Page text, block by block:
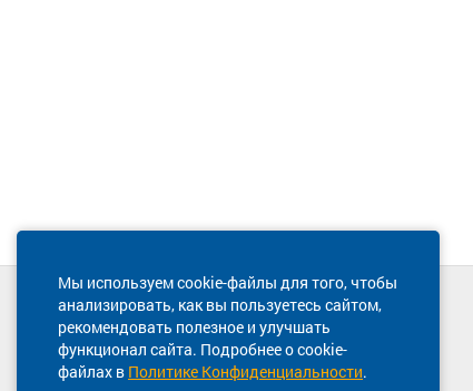
Мы используем cookie-файлы для того, чтобы
анализировать, как вы пользуетесь сайтом,
рекомендовать полезное и улучшать
функционал сайта. Подробнее о cookie-
файлах в Политике Конфиденциальности.
Техническая поддержка сайта
8 800 600-03-38